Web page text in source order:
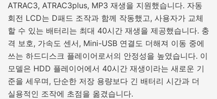
ATRAC3, ATRAC3plus, MP3 재생을 지원했습니다. 자동
회전 LCD는 D패드 조작과 함께 작동했고, 사용자가 교체
할 수 있는 배터리는 최대 40시간 재생을 제공했습니다. 충
격 보호, 가속도 센서, Mini-USB 연결도 더해져 이동 중에
쓰는 하드디스크 플레이어로서의 안정성을 높였습니다. 이
모델은 HDD 플레이어에서 40시간 재생이라는 새로운 기
준을 세우며, 단순한 저장 용량보다 긴 배터리 시간과 더
실용적인 조작에 초점을 옮겼습니다.